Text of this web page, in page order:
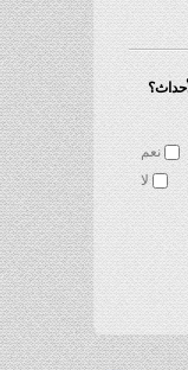
نعم
لا